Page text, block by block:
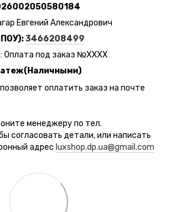
Евгений Александрович
3466208499
Оплата под заказ №ХХХХ
оплатить заказ на почте
менеджеру по тел.
согласовать детали, или написать
адрес luxshop.dp.ua@gmail.com